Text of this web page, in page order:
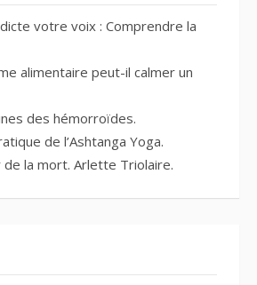
votre voix : Comprendre la
alimentaire peut-il calmer un
des hémorroïdes.
de l’Ashtanga Yoga.
de la mort. Arlette Triolaire.